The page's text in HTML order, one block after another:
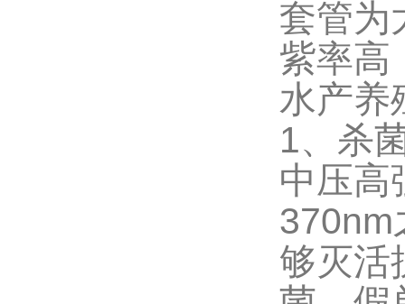
套管为
紫率高
水产养
1、杀
中压高
370nm
够灭活